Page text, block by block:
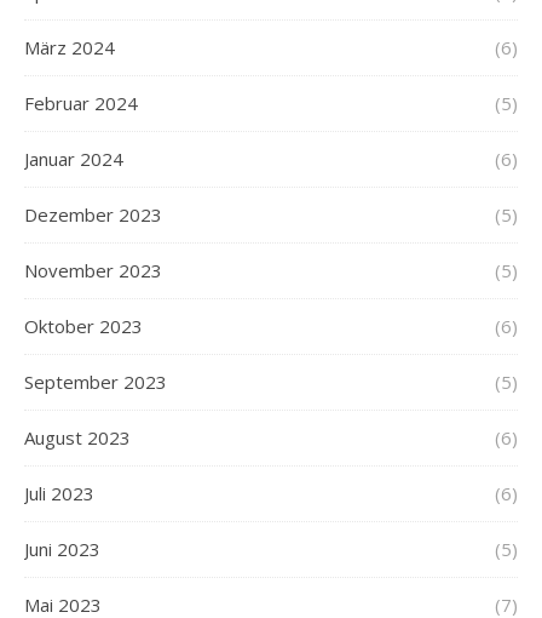
März 2024 (6)
Februar 2024 (5)
Januar 2024 (6)
Dezember 2023 (5)
November 2023 (5)
Oktober 2023 (6)
September 2023 (5)
August 2023 (6)
Juli 2023 (6)
Juni 2023 (5)
Mai 2023 (7)